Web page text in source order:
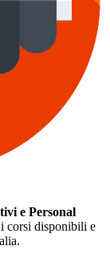
e Personal
corsi disponibili e